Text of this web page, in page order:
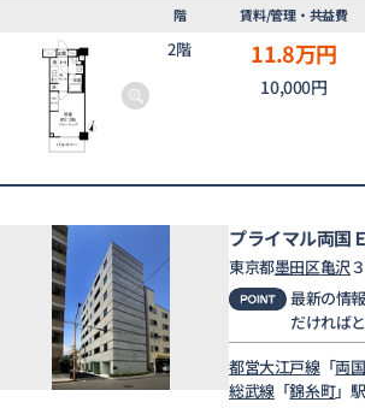
階 賃料/管理・共益費
2階 11.8万円
10,000円
プライマル両国
東京都墨田区亀沢
最新の情
だければ
都営大江戸線「両国
総武線「錦糸町」